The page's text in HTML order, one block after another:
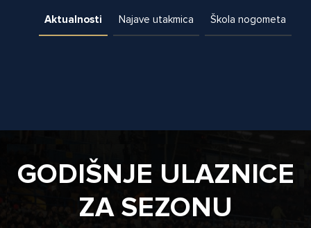
Aktualnosti Najave utakmica Škola nogometa
GODIŠNJE ULAZNICE
ZA SEZONU